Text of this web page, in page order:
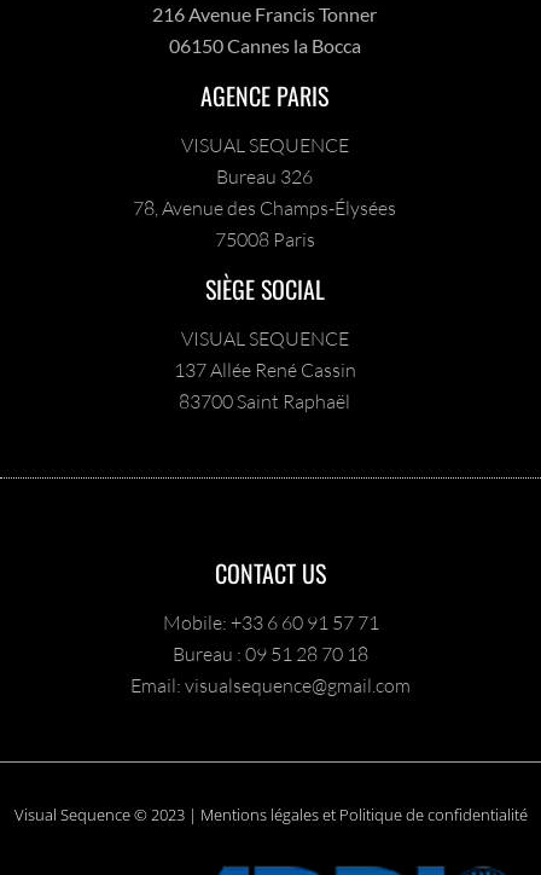
216 Avenue Francis Tonner
06150 Cannes la Bocca
AGENCE PARIS
VISUAL SEQUENCE
Bureau 326
78, Avenue des Champs-Élysées
75008 Paris
SIÈGE SOCIAL
VISUAL SEQUENCE
137 Allée René Cassin
83700 Saint Raphaël
CONTACT US
Mobile: +33 6 60 91 57 71
Bureau : 09 51 28 70 18
Email: visualsequence@gmail.com
Visual Sequence © 2023 | Mentions légales et Politique de confidentialité